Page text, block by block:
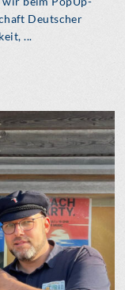
Deutscher
...